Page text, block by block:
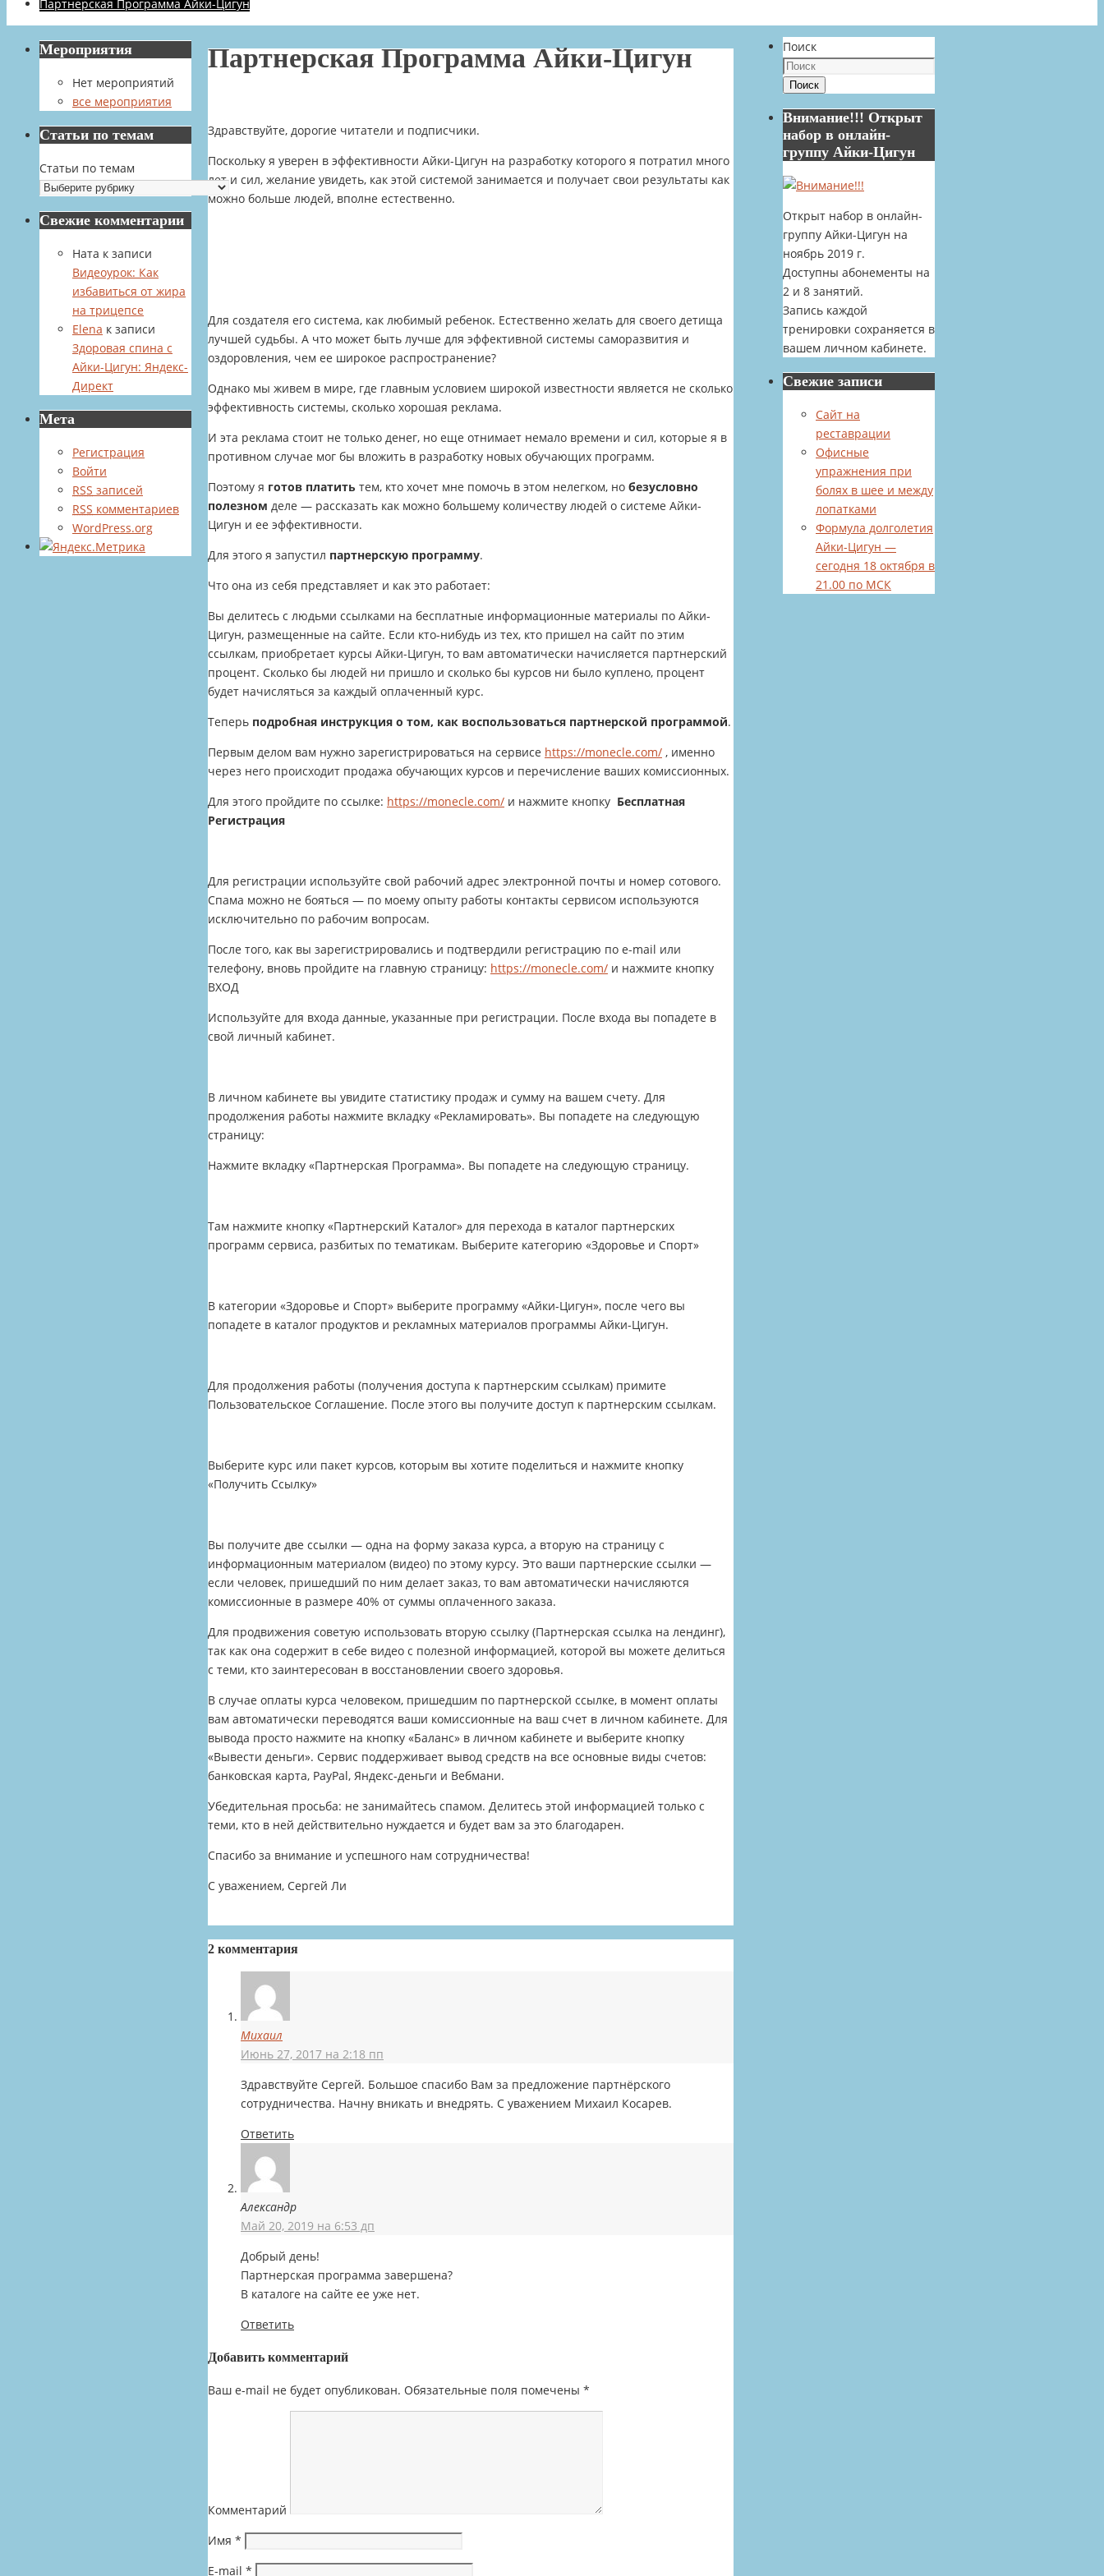
Партнерская Программа Айки-Цигун
Партнерская Программа Айки-Цигун
Здравствуйте, дорогие читатели и подписчики.
Поскольку я уверен в эффективности Айки-Цигун на разработку которого я потратил много
лет и сил, желание увидеть, как этой системой занимается и получает свои результаты как
можно больше людей, вполне естественно.
Для создателя его система, как любимый ребенок. Естественно желать для своего детища
лучшей судьбы. А что может быть лучше для эффективной системы саморазвития и
оздоровления, чем ее широкое распространение?
Однако мы живем в мире, где главным условием широкой известности является не сколько
эффективность системы, сколько хорошая реклама.
И эта реклама стоит не только денег, но еще отнимает немало времени и сил, которые я в
противном случае мог бы вложить в разработку новых обучающих программ.
Поэтому я готов платить тем, кто хочет мне помочь в этом нелегком, но безусловно
полезном деле — рассказать как можно большему количеству людей о системе Айки-
Цигун и ее эффективности.
Для этого я запустил партнерскую программу.
Что она из себя представляет и как это работает:
Вы делитесь с людьми ссылками на бесплатные информационные материалы по Айки-
Цигун, размещенные на сайте. Если кто-нибудь из тех, кто пришел на сайт по этим
ссылкам, приобретает курсы Айки-Цигун, то вам автоматически начисляется партнерский
процент. Сколько бы людей ни пришло и сколько бы курсов ни было куплено, процент
будет начисляться за каждый оплаченный курс.
Теперь подробная инструкция о том, как воспользоваться партнерской программой.
Первым делом вам нужно зарегистрироваться на сервисе https://monecle.com/ , именно
через него происходит продажа обучающих курсов и перечисление ваших комиссионных.
Для этого пройдите по ссылке: https://monecle.com/ и нажмите кнопку Бесплатная
Регистрация
Для регистрации используйте свой рабочий адрес электронной почты и номер сотового.
Спама можно не бояться — по моему опыту работы контакты сервисом используются
исключительно по рабочим вопросам.
После того, как вы зарегистрировались и подтвердили регистрацию по e-mail или
телефону, вновь пройдите на главную страницу: https://monecle.com/ и нажмите кнопку
ВХОД
Используйте для входа данные, указанные при регистрации. После входа вы попадете в
свой личный кабинет.
В личном кабинете вы увидите статистику продаж и сумму на вашем счету. Для
продолжения работы нажмите вкладку «Рекламировать». Вы попадете на следующую
страницу:
Нажмите вкладку «Партнерская Программа». Вы попадете на следующую страницу.
Там нажмите кнопку «Партнерский Каталог» для перехода в каталог партнерских
программ сервиса, разбитых по тематикам. Выберите категорию «Здоровье и Спорт»
В категории «Здоровье и Спорт» выберите программу «Айки-Цигун», после чего вы
попадете в каталог продуктов и рекламных материалов программы Айки-Цигун.
Для продолжения работы (получения доступа к партнерским ссылкам) примите
Пользовательское Соглашение. После этого вы получите доступ к партнерским ссылкам.
Выберите курс или пакет курсов, которым вы хотите поделиться и нажмите кнопку
«Получить Ссылку»
Вы получите две ссылки — одна на форму заказа курса, а вторую на страницу с
информационным материалом (видео) по этому курсу. Это ваши партнерские ссылки —
если человек, пришедший по ним делает заказ, то вам автоматически начисляются
комиссионные в размере 40% от суммы оплаченного заказа.
Для продвижения советую использовать вторую ссылку (Партнерская ссылка на лендинг),
так как она содержит в себе видео с полезной информацией, которой вы можете делиться
с теми, кто заинтересован в восстановлении своего здоровья.
В случае оплаты курса человеком, пришедшим по партнерской ссылке, в момент оплаты
вам автоматически переводятся ваши комиссионные на ваш счет в личном кабинете. Для
вывода просто нажмите на кнопку «Баланс» в личном кабинете и выберите кнопку
«Вывести деньги». Сервис поддерживает вывод средств на все основные виды счетов:
банковская карта, PayPal, Яндекс-деньги и Вебмани.
Убедительная просьба: не занимайтесь спамом. Делитесь этой информацией только с
теми, кто в ней действительно нуждается и будет вам за это благодарен.
Спасибо за внимание и успешного нам сотрудничества!
С уважением, Сергей Ли
2 комментария
Михаил
Июнь 27, 2017 на 2:18 пп
Здравствуйте Сергей. Большое спасибо Вам за предложение партнёрского
сотрудничества. Начну вникать и внедрять. С уважением Михаил Косарев.
Ответить
Александр
Май 20, 2019 на 6:53 дп
Добрый день!
Партнерская программа завершена?
В каталоге на сайте ее уже нет.
Ответить
Добавить комментарий
Ваш e-mail не будет опубликован. Обязательные поля помечены *
Комментарий
Имя *
E-mail *
Мероприятия
Нет мероприятий
все мероприятия
Статьи по темам
Статьи по темам
Свежие комментарии
Ната к записи
Видеоурок: Как
избавиться от жира
на трицепсе
Elena к записи
Здоровая спина с
Айки-Цигун: Яндекс-
Директ
Мета
Регистрация
Войти
RSS записей
RSS комментариев
WordPress.org
Поиск
Поиск
Внимание!!! Открыт
набор в онлайн-
группу Айки-Цигун
Открыт набор в онлайн-
группу Айки-Цигун на
ноябрь 2019 г.
Доступны абонементы на
2 и 8 занятий.
Запись каждой
тренировки сохраняется в
вашем личном кабинете.
Свежие записи
Сайт на
реставрации
Офисные
упражнения при
болях в шее и между
лопатками
Формула долголетия
Айки-Цигун —
сегодня 18 октября в
21.00 по МСК